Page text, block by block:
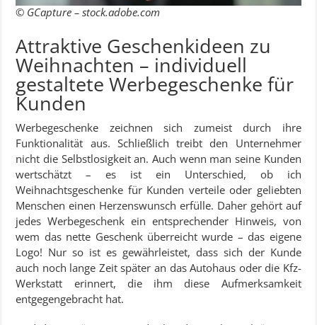
© GCapture – stock.adobe.com
Attraktive Geschenkideen zu
Weihnachten – individuell
gestaltete Werbegeschenke für
Kunden
Werbegeschenke zeichnen sich zumeist durch ihre
Funktionalität aus. Schließlich treibt den Unternehmer
nicht die Selbstlosigkeit an. Auch wenn man seine Kunden
wertschätzt – es ist ein Unterschied, ob ich
Weihnachtsgeschenke für Kunden verteile oder geliebten
Menschen einen Herzenswunsch erfülle. Daher gehört auf
jedes Werbegeschenk ein entsprechender Hinweis, von
wem das nette Geschenk überreicht wurde – das eigene
Logo! Nur so ist es gewährleistet, dass sich der Kunde
auch noch lange Zeit später an das Autohaus oder die Kfz-
Werkstatt erinnert, die ihm diese Aufmerksamkeit
entgegengebracht hat.